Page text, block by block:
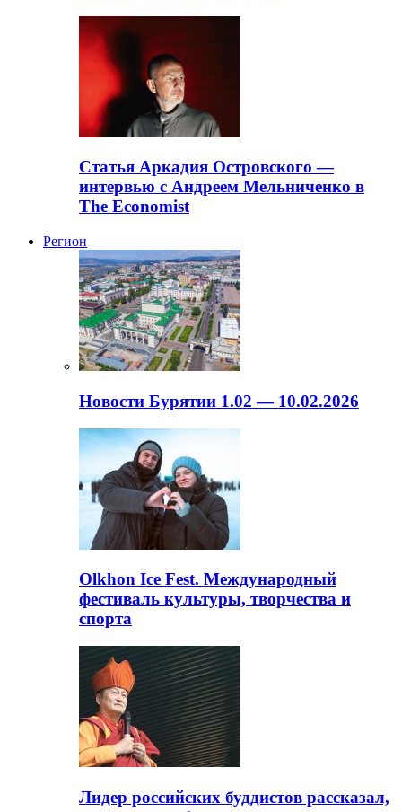
Статья Аркадия Островского —
интервью с Андреем Мельниченко в
The Economist
Регион
Новости Бурятии 1.02 — 10.02.2026
Olkhon Ice Fest. Международный
фестиваль культуры, творчества и
спорта
Лидер российских буддистов рассказал,